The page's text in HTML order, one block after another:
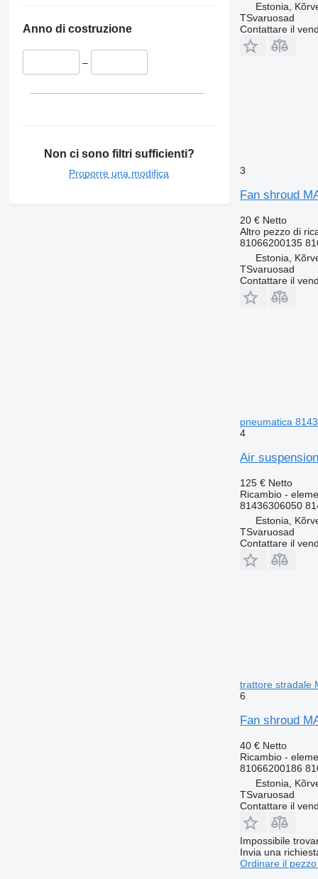
Anno di costruzione
–
Non ci sono filtri sufficienti?
Proporre una modifica
Estonia,
TSvaruosad
Contattare il
3
Fan shroud
20 € Netto
Altro pezzo di
81066200135
Estonia,
TSvaruosad
Contattare il
pneumatica
4
Air
125 € Netto
Ricambio -
81436306050
Estonia,
TSvaruosad
Contattare il
trattore stradale
6
Fan shroud
40 € Netto
Ricambio -
81066200186
Estonia,
TSvaruosad
Contattare il
Impossibile
Invia una
Ordinare il